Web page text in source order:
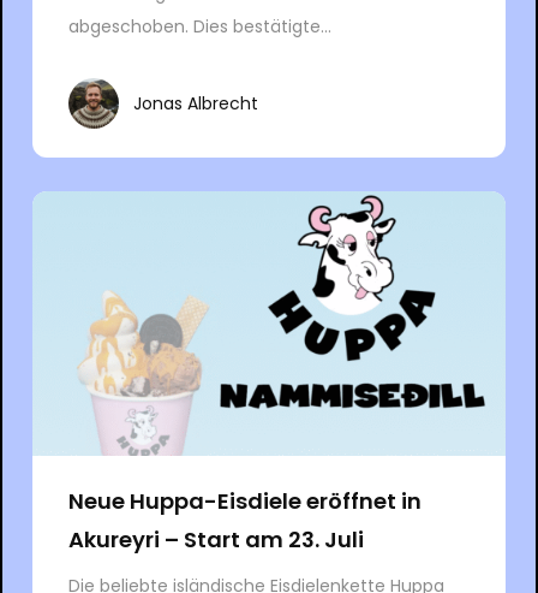
abgeschoben. Dies bestätigte...
Jonas Albrecht
Neue Huppa-Eisdiele eröffnet in
Akureyri – Start am 23. Juli
Die beliebte isländische Eisdielenkette Huppa